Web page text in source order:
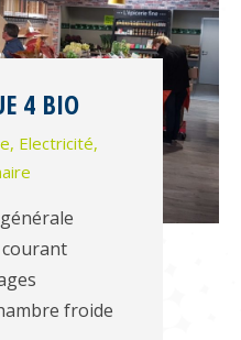
4 BIO
, Electricité,
courant
froide